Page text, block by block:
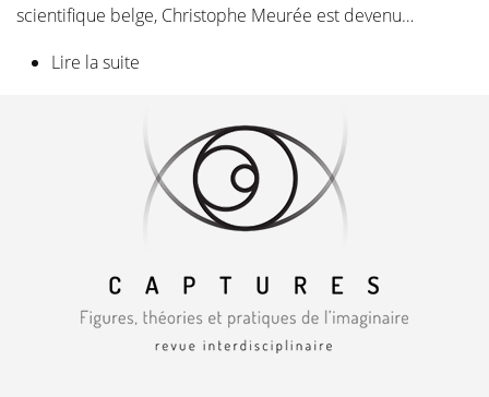
scientifique belge, Christophe Meurée est devenu…
Lire la suite